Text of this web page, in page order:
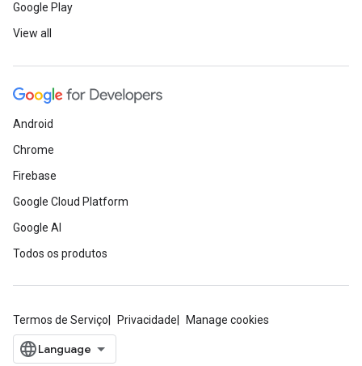
Google Play
View all
Android
Chrome
Firebase
Google Cloud Platform
Google AI
Todos os produtos
Termos de Serviço Privacidade Manage cookies